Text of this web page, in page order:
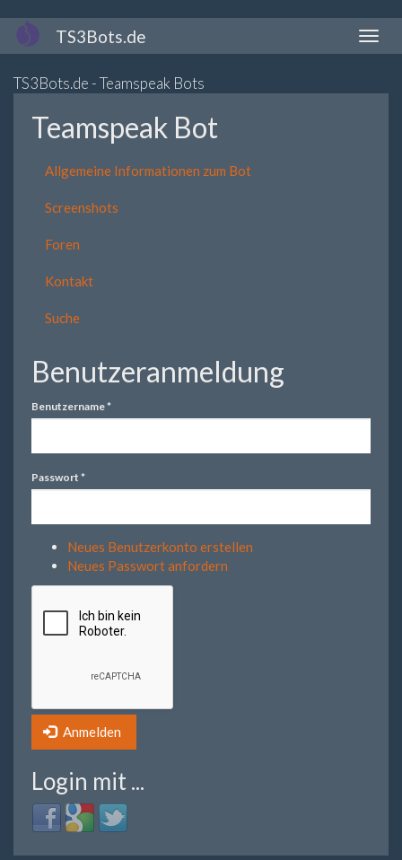
Direkt
zum
TS3Bots.de
TS3Bots.de - Teamspeak Bots
Teamspeak Bot
Allgemeine Informationen zum Bot
Screenshots
Foren
Kontakt
Suche
Benutzeranmeldung
Benutzername*
Passwort *
Neues Benutzerkonto erstellen
Neues Passwort anfordern
Anmelden
Login mit ...
Login
with
Login
with
Login
with